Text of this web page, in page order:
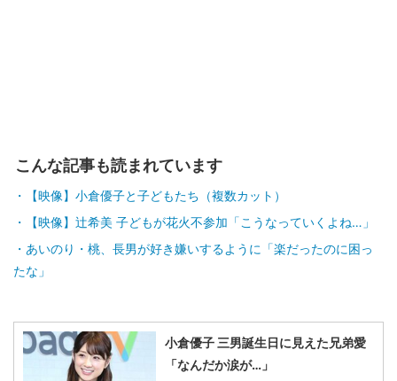
こんな記事も読まれています
【映像】小倉優子と子どもたち（複数カット）
【映像】辻希美 子どもが花火不参加「こうなっていくよね…」
あいのり・桃、長男が好き嫌いするように「楽だったのに困っ
たな」
小倉優子 三男誕生日に見えた兄弟愛
「なんだか涙が…」